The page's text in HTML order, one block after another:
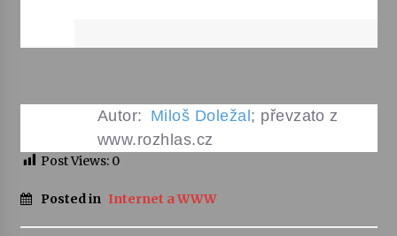
Autor: Miloš Doležal; převzato z
www.rozhlas.cz
Post Views: 0
Posted in Internet a WWW